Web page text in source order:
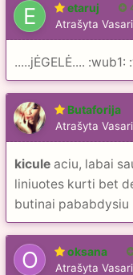
etaruj
Atrašyta
.....jĖGELĖ.... :wub1:
Butaforija
Atrašyta
kicule aciu, labai
liniuotes kurti bet
butinai pababdysiu
oksana
Atrašyta